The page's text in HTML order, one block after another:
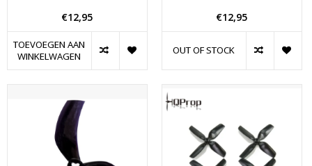
€12,95
TOEVOEGEN AAN
WINKELWAGEN
€12,95
OUT OF STOCK